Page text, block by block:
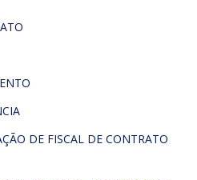
DE FISCAL DE CONTRATO